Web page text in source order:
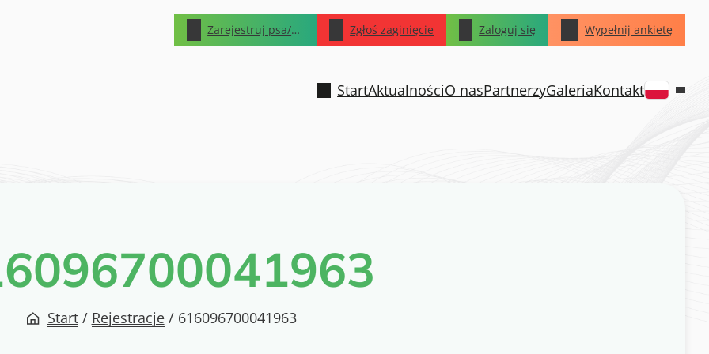
Zarejestruj psa/kota Zgłoś zaginięcie Zaloguj się Wypełnij ankietę
StartAktualnościO nasPartnerzyGaleriaKontakt
Start / Rejestracje / 616096700041963